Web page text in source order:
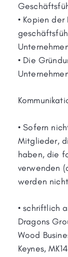
• Kopien
• Die
• Sofern
Mitglieder,
haben, die
verwenden
werden
• schriftlich
Dragons
Wood
Keynes,